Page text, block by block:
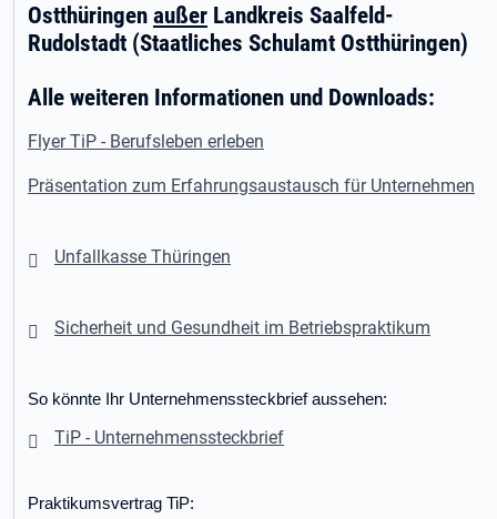
Ostthüringen außer Landkreis Saalfeld-
Rudolstadt (Staatliches Schulamt Ostthüringen)
Alle weiteren Informationen und Downloads:
Flyer TiP - Berufsleben erleben
Präsentation zum Erfahrungsaustausch für Unternehmen
Unfallkasse Thüringen
Sicherheit und Gesundheit im Betriebspraktikum
So könnte Ihr Unternehmenssteckbrief aussehen:
TiP - Unternehmenssteckbrief
Praktikumsvertrag TiP: